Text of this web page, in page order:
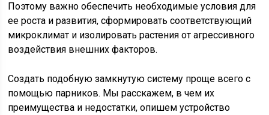
Поэтому важно обеспечить необходимые условия для
ее роста и развития, сформировать соответствующий
микроклимат и изолировать растения от агрессивного
воздействия внешних факторов.
Создать подобную замкнутую систему проще всего с
помощью парников. Мы расскажем, в чем их
преимущества и недостатки, опишем устройство